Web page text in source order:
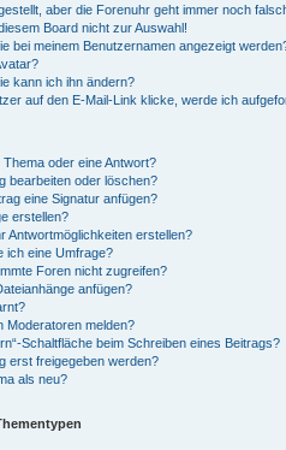
aber die Forenuhr geht immer noch
Board nicht zur Auswahl!
bei meinem Benutzernamen angezeigt
kann ich ihn ändern?
auf den E-Mail-Link klicke, werde ich
oder eine Antwort?
bearbeiten oder löschen?
eine Signatur anfügen?
erstellen?
Antwortmöglichkeiten erstellen?
ich eine Umfrage?
Foren nicht zugreifen?
anfügen?
Moderatoren melden?
Schaltfläche beim Schreiben eines Beitrags?
erst freigegeben werden?
als neu?